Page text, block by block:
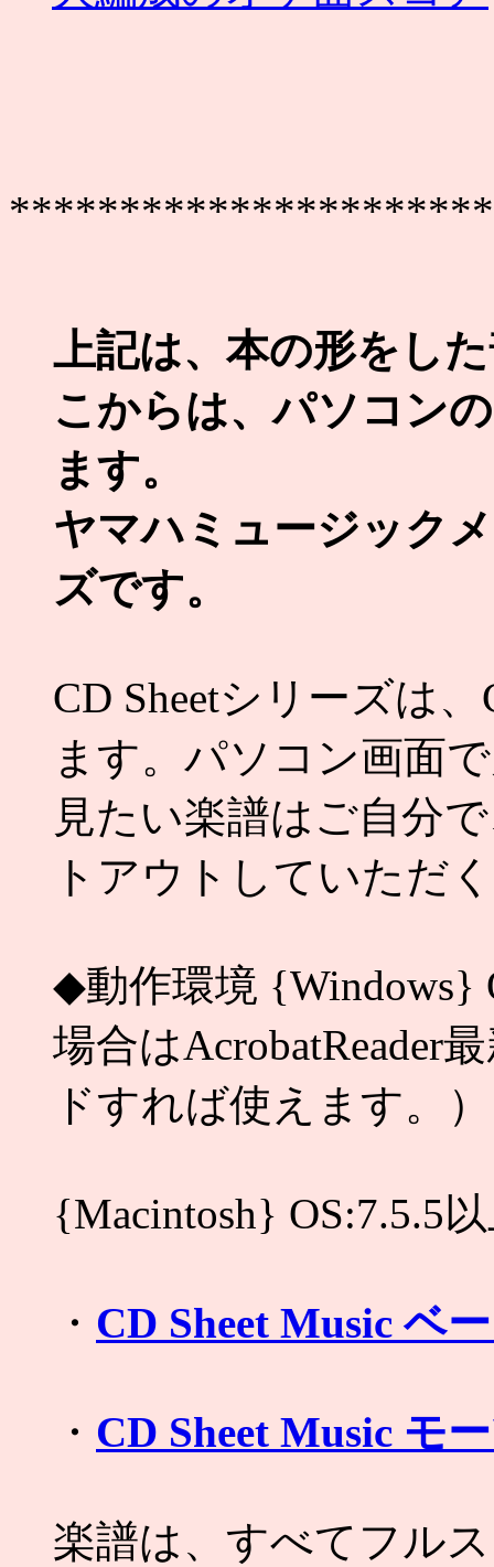
上記は、本の形をし
こからは、パソコン
ます。
ヤマハミュージック
ズです。
CD Sheetシリーズは
ます。パソコン画面
見たい楽譜はご自分
トアウトしていただ
◆動作環境 {Windows}
場合はAcrobatReader
ドすれば使えます。）
{Macintosh} OS:7.5.5
・ CD Sheet Music ベ
・ CD Sheet Music モ
楽譜は、すべてフル